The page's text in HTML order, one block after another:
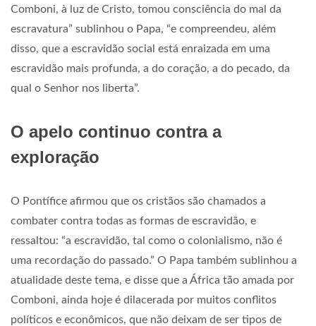
Comboni, à luz de Cristo, tomou consciência do mal da
escravatura” sublinhou o Papa, “e compreendeu, além
disso, que a escravidão social está enraizada em uma
escravidão mais profunda, a do coração, a do pecado, da
qual o Senhor nos liberta”.
O apelo continuo contra a
exploração
O Pontífice afirmou que os cristãos são chamados a
combater contra todas as formas de escravidão, e
ressaltou: “a escravidão, tal como o colonialismo, não é
uma recordação do passado.” O Papa também sublinhou a
atualidade deste tema, e disse que a África tão amada por
Comboni, ainda hoje é dilacerada por muitos conflitos
políticos e econômicos, que não deixam de ser tipos de